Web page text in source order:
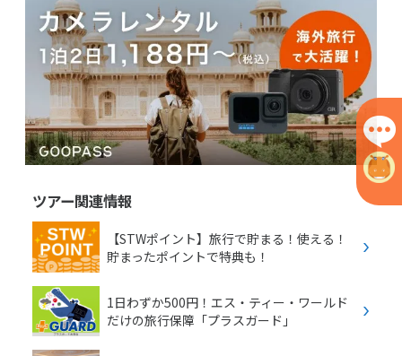
ツアー関連情報
【STWポイント】旅行で貯まる！使える！
貯まったポイントで特典も！
1日わずか500円！エス・ティー・ワールド
だけの旅行保障「プラスガード」